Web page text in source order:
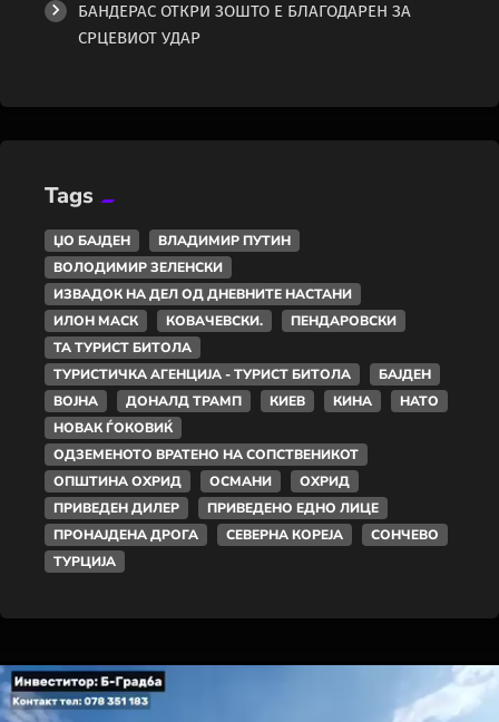
БАНДЕРАС ОТКРИ ЗОШТО Е БЛАГОДАРЕН ЗА
СРЦЕВИОТ УДАР
Tags
ЏО БАЈДЕН
ВЛАДИМИР ПУТИН
ВОЛОДИМИР ЗЕЛЕНСКИ
ИЗВАДОК НА ДЕЛ ОД ДНЕВНИТЕ НАСТАНИ
ИЛОН МАСК
КОВАЧЕВСКИ.
ПЕНДАРОВСКИ
ТА ТУРИСТ БИТОЛА
ТУРИСТИЧКА АГЕНЦИЈА - ТУРИСТ БИТОЛА
БАЈДЕН
ВОЈНА
ДОНАЛД ТРАМП КИЕВ КИНА
НАТО
НОВАК ЃОКОВИЌ
ОДЗЕМЕНОТО ВРАТЕНО НА СОПСТВЕНИКОТ
ОПШТИНА ОХРИД
ОСМАНИ
ОХРИД
ПРИВЕДЕН ДИЛЕР
ПРИВЕДЕНО ЕДНО ЛИЦЕ
ПРОНАЈДЕНА ДРОГА
СЕВЕРНА КОРЕЈА
СОНЧЕВО
ТУРЦИЈА